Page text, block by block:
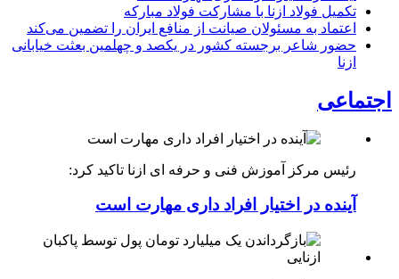
تکمیل فولاد ازنا با مشارکت فولاد مبارکه
اعتماد به مسئولان صیانت از منافع ایران را تضمین می‌کند
حضور شاعر برجسته کشور در یکصد و چهلمین بعثت خیابانی
ازنا
اجتماعی
رئیس مرکز آموزش فنی و حرفه ای ازنا تاکید کرد:
آینده در اختیار افراد داری مهارت است